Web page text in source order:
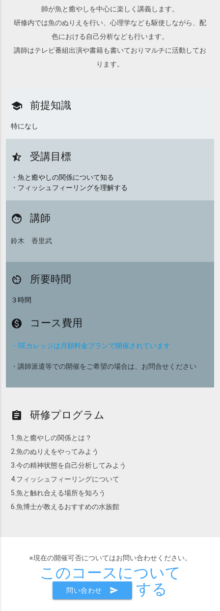
師が魚と癒やしを中心に楽しく講義します。
研修内では魚のぬりえを行い、心理学なども駆使しながら、配
色における自己分析なども行います。
講師はテレビ番組出演や書籍も書いておりマルチに活動してお
ります。
school 前提知識
特になし
star_half 受講目標
・魚と癒やしの関係について知る
・フィッシュフィーリングを理解する
face 講師
鈴木 香里武
av_timer 所要時間
３時間
monetization_on コース費用
・SEカレッジは月額料金プランで開催されています
・講師派遣等での開催をご希望の場合は、お問合せください
assignment 研修プログラム
1.魚と癒やしの関係とは？
2.魚のぬりえをやってみよう
3.今の精神状態を自己分析してみよう
4.フィッシュフィーリングについて
5.魚と触れ合える場所を知ろう
6.魚博士が教えるおすすめの水族館
※現在の開催可否についてはお問い合わせください。
このコースについて
問い合わせ send する